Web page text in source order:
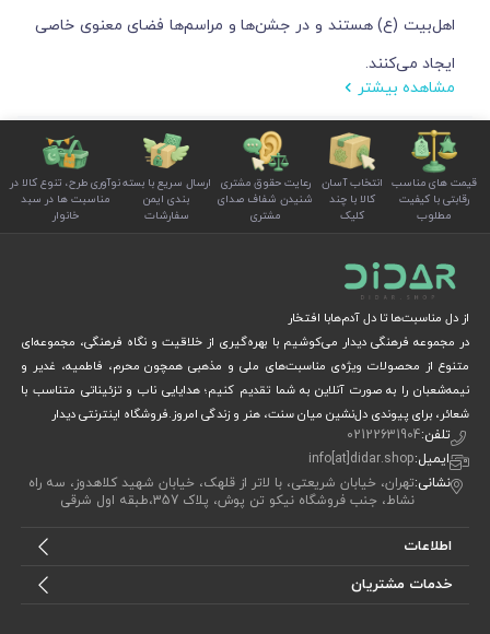
اهل‌بیت (ع) هستند و در جشن‌ها و مراسم‌ها فضای معنوی خاصی
ایجاد می‌کنند.
ویژگی‌های جامدادی‌های مذهبی فروشگاه دیدار:
طرح‌های مذهبی ویژه مناسبت‌های خاص:طراحی شده برای
مناسبت‌هایی مانندمحرم،نیمه شعبان،عید غدیر ،فاطمیه،
استفاده از پارچه‌های با کیفیت:
پارچه مخمل، پارچه پاناما، برزنت، چرمی و نمدی است که
دوام، زیبایی و تنوع بیشتری فراهم می‌کند.
مناسب برای هدیه دادن و استفاده روزمره: انتخابی ایده‌آل
برای هدیه‌های فرهنگی و مذهبی.
طراحی‌های متنوع: مدل‌هایی با چاپ‌های مذهبی جذاب و
متناسب با فضای هر مناسبت.
خرید آنلاین جامدادی مذهبی از فروشگاه دیدار
فروشگاه دیدار ، جامدادی‌های مذهبی با کیفیت عالی،
بسته‌بندی مناسب و ارسال سریع در اختیار شما قرار می‌گیرد. این
محصولات هم جنبه‌ی کاربردی دارند و هم ارزش معنوی مناسبی
مشاهده بیشتر
قیمت های مناسب
رقابتی با کیفیت
مطلوب
انتخاب آسان
کالا با چند
کلیک
رعایت حقوق مشتری
شنیدن شفاف صدای
مشتری
ارسال سریع با بسته
بندی ایمن
سفارشات
نوآوری طرح، تنوع کالا در
مناسبت ها در سبد
خانوار
از دل مناسبت‌ها تا دل آدم‌هابا افتخار
در مجموعه فرهنگی دیدار می‌کوشیم با بهره‌گیری از خلاقیت و نگاه فرهنگی، مجموعه‌ای
متنوع از محصولات ویژه‌ی مناسبت‌های ملی و مذهبی همچون محرم، فاطمیه، غدیر و
نیمه‌شعبان را به صورت آنلاین به شما تقدیم کنیم؛ هدایایی ناب و تزئیناتی متناسب با
شعائر، برای پیوندی دل‌نشین میان سنت، هنر و زندگی امروز.فروشگاه اینترنتی دیدار
تلفن:02122631904
ایمیل:info[at]didar.shop
نشانی:تهران، خیابان شریعتی، با لاتر از قلهک، خیابان شهید کلاهدوز، سه راه
نشاط، جنب فروشگاه نیکو تن پوش، پلاک 357،طبقه اول شرقی
اطلاعات
خدمات مشتریان